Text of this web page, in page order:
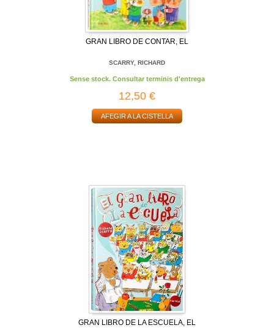
GRAN LIBRO DE CONTAR, EL
SCARRY, RICHARD
Sense stock. Consultar terminis d'entrega
12,50 €
AFEGIR A LA CISTELLA
GRAN LIBRO DE LA ESCUELA, EL